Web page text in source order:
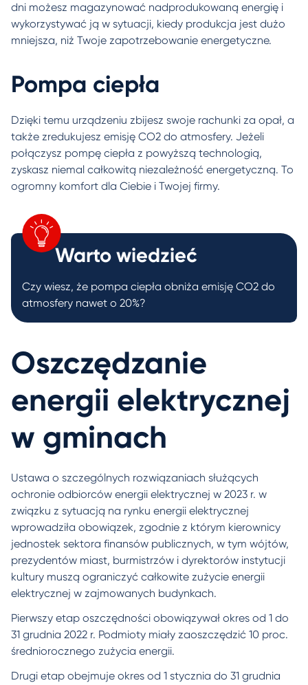
dni możesz magazynować nadprodukowaną energię i
wykorzystywać ją w sytuacji, kiedy produkcja jest dużo
mniejsza, niż Twoje zapotrzebowanie energetyczne.
Pompa ciepła
Dzięki temu urządzeniu zbijesz swoje rachunki za opał, a
także zredukujesz emisję CO2 do atmosfery. Jeżeli
połączysz pompę ciepła z powyższą technologią,
zyskasz niemal całkowitą niezależność energetyczną. To
ogromny komfort dla Ciebie i Twojej firmy.
Warto wiedzieć
Czy wiesz, że pompa ciepła obniża emisję CO2 do
atmosfery nawet o 20%?
Oszczędzanie
energii elektrycznej
w gminach
Ustawa o szczególnych rozwiązaniach służących
ochronie odbiorców energii elektrycznej w 2023 r. w
związku z sytuacją na rynku energii elektrycznej
wprowadziła obowiązek, zgodnie z którym kierownicy
jednostek sektora finansów publicznych, w tym wójtów,
prezydentów miast, burmistrzów i dyrektorów instytucji
kultury muszą ograniczyć całkowite zużycie energii
elektrycznej w zajmowanych budynkach.
Pierwszy etap oszczędności obowiązywał okres od 1 do
31 grudnia 2022 r. Podmioty miały zaoszczędzić 10 proc.
średniorocznego zużycia energii.
Drugi etap obejmuje okres od 1 stycznia do 31 grudnia